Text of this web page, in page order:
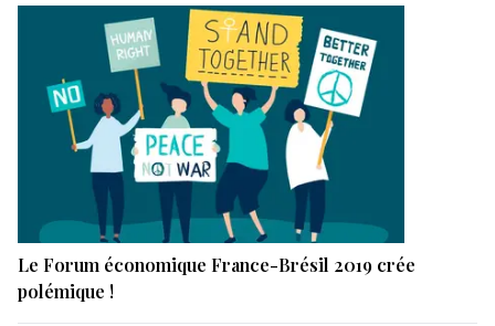
Le Forum économique France-Brésil 2019 crée
polémique !